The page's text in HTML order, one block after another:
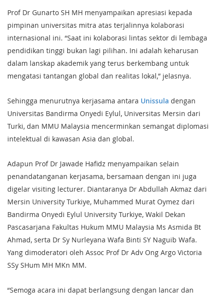
Prof Dr Gunarto SH MH menyampaikan apresiasi kepada
pimpinan universitas mitra atas terjalinnya kolaborasi
internasional ini. “Saat ini kolaborasi lintas sektor di lembaga
pendidikan tinggi bukan lagi pilihan. Ini adalah keharusan
dalam lanskap akademik yang terus berkembang untuk
mengatasi tantangan global dan realitas lokal,” jelasnya.
Sehingga menurutnya kerjasama antara Unissula dengan
Universitas Bandirma Onyedi Eylul, Universitas Mersin dari
Turki, dan MMU Malaysia mencerminkan semangat diplomasi
intelektual di kawasan Asia dan global.
Adapun Prof Dr Jawade Hafidz menyampaikan selain
penandatanganan kerjasama, bersamaan dengan ini juga
digelar visiting lecturer. Diantaranya Dr Abdullah Akmaz dari
Mersin University Turkiye, Muhammed Murat Oymez dari
Bandirma Onyedi Eylul University Turkiye, Wakil Dekan
Pascasarjana Fakultas Hukum MMU Malaysia Ms Asmida Bt
Ahmad, serta Dr Sy Nurleyana Wafa Binti SY Naguib Wafa.
Yang dimoderatori oleh Assoc Prof Dr Adv Ong Argo Victoria
SSy SHum MH MKn MM.
“Semoga acara ini dapat berlangsung dengan lancar dan